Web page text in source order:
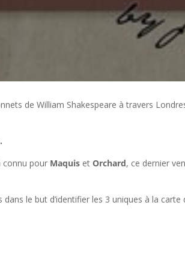
de William Shakespeare à travers
connu pour Maquis etOrchard, ce dernier
le but d’identifier les 3 uniques à la carte